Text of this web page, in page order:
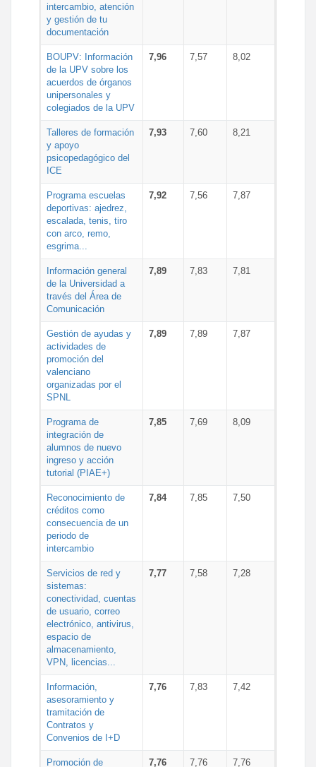
intercambio, atención
y gestión de tu
documentación
BOUPV: Información
de la UPV sobre los
acuerdos de órganos
unipersonales y
colegiados de la UPV
7,96 7,57 8,02
Talleres de formación
y apoyo
psicopedagógico del
ICE
7,93 7,60 8,21
Programa escuelas
deportivas: ajedrez,
escalada, tenis, tiro
con arco, remo,
esgrima...
7,92 7,56 7,87
Información general
de la Universidad a
través del Área de
Comunicación
7,89 7,83 7,81
Gestión de ayudas y
actividades de
promoción del
valenciano
organizadas por el
SPNL
7,89 7,89 7,87
Programa de
integración de
alumnos de nuevo
ingreso y acción
tutorial (PIAE+)
7,85 7,69 8,09
Reconocimiento de
créditos como
consecuencia de un
periodo de
intercambio
7,84 7,85 7,50
Servicios de red y
sistemas:
conectividad, cuentas
de usuario, correo
electrónico, antivirus,
espacio de
almacenamiento,
VPN, licencias...
7,77 7,58 7,28
Información,
asesoramiento y
tramitación de
Contratos y
Convenios de I+D
7,76 7,83 7,42
Promoción de
7,76 7,76 7,76